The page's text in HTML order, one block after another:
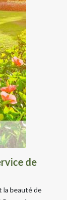
de
la beauté de